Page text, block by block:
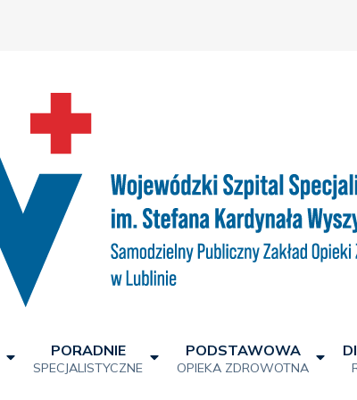
PORADNIE
SPECJALISTYCZNE
PODSTAWOWA
OPIEKA ZDROWOTNA